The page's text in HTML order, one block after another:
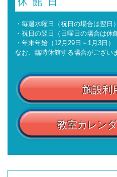
・毎週水曜日（祝日の場合は翌日）
・祝日の翌日（日曜日の場合は休
・年末年始（12月29日～1月3日）
なお、臨時休館する場合がござい
施設利
教室カレン